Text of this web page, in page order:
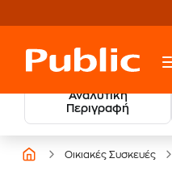
Αναλυτική
Περιγραφή
Οικιακές Συσκευές